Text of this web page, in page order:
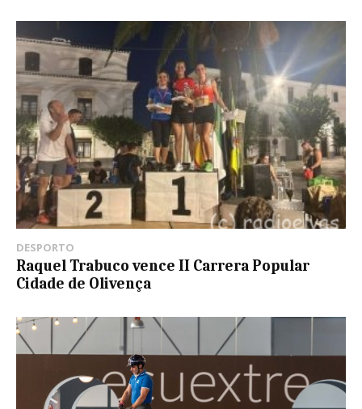
DESPORTO
Raquel Trabuco vence II Carrera Popular
Cidade de Olivença